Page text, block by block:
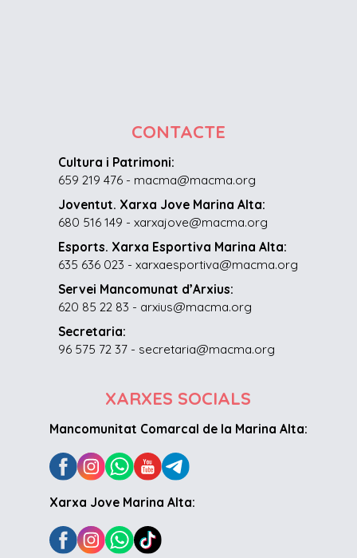
CONTACTE
Cultura i Patrimoni:
659 219 476 - macma@macma.org
Joventut. Xarxa Jove Marina Alta:
680 516 149 - xarxajove@macma.org
Esports. Xarxa Esportiva Marina Alta:
635 636 023 - xarxaesportiva@macma.org
Servei Mancomunat d’Arxius:
620 85 22 83 - arxius@macma.org
Secretaria:
96 575 72 37 - secretaria@macma.org
XARXES SOCIALS
Mancomunitat Comarcal de la Marina Alta:
Xarxa Jove Marina Alta: